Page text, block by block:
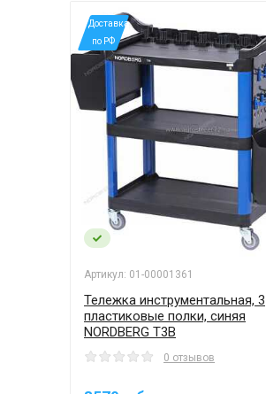
*Доставка
по РФ
Артикул: 01-00001361
Тележка инструментальная, 3
пластиковые полки, синяя
NORDBERG T3B
0 отзывов